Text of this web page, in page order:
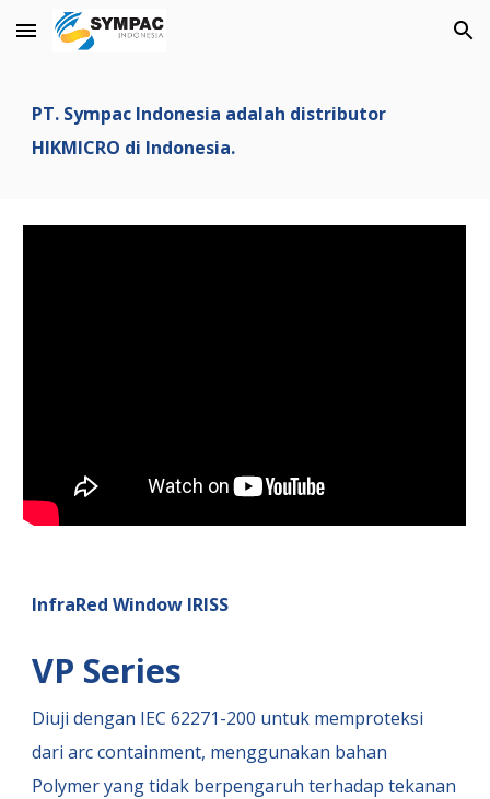
Skip to main content Skip to navigation
PT. Sympac Indonesia adalah distributor
HIKMICRO di Indonesia.
InfraRed Window IRISS
VP Series
Diuji dengan IEC 62271-200 untuk memproteksi
dari arc containment, menggunakan bahan
Polymer yang tidak berpengaruh terhadap tekanan